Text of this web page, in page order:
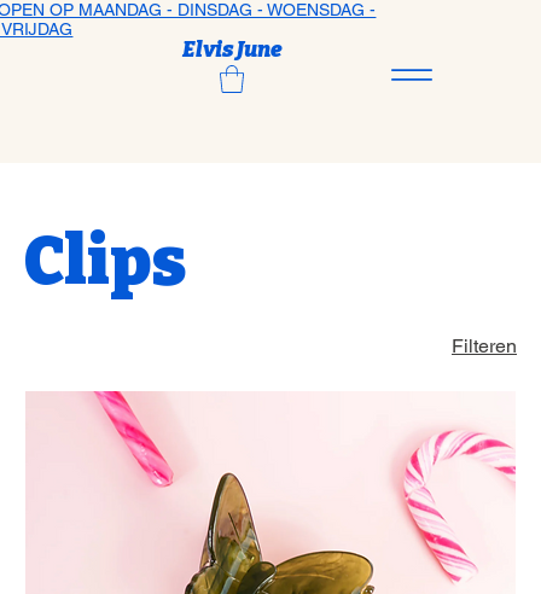
OP MAANDAG - DINSDAG - WOENSDAG -
Elvis June
Clips
Filteren